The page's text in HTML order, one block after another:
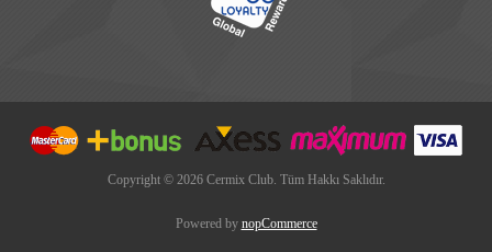
Copyright © 2026 Cermix Club. Tüm Hakkı Saklıdır.
Powered by nopCommerce